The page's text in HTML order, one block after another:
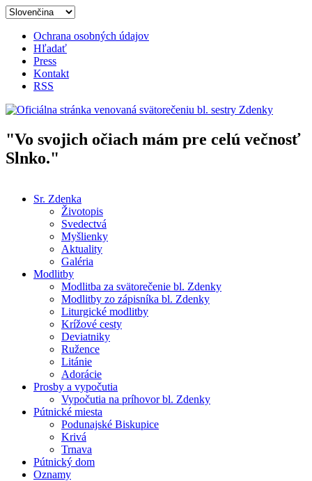
Skočiť na hlavný obsah
Ochrana osobných údajov
Hľadať
Press
Kontakt
RSS
Oficiálna stránka venovaná
"Vo svojich očiach mám pre celú večnosť
Slnko."
Hlavné menu
Sr. Zdenka
Životopis
Svedectvá
Myšlienky
Aktuality
Galéria
Modlitby
Modlitba za svätorečenie bl. Zdenky
Modlitby zo zápisníka bl. Zdenky
Liturgické modlitby
Krížové cesty
Deviatniky
Ružence
Litánie
Adorácie
Prosby a vypočutia
Vypočutia na príhovor bl. Zdenky
Pútnické miesta
Podunajské Biskupice
Krivá
Trnava
Pútnický dom
Oznamy